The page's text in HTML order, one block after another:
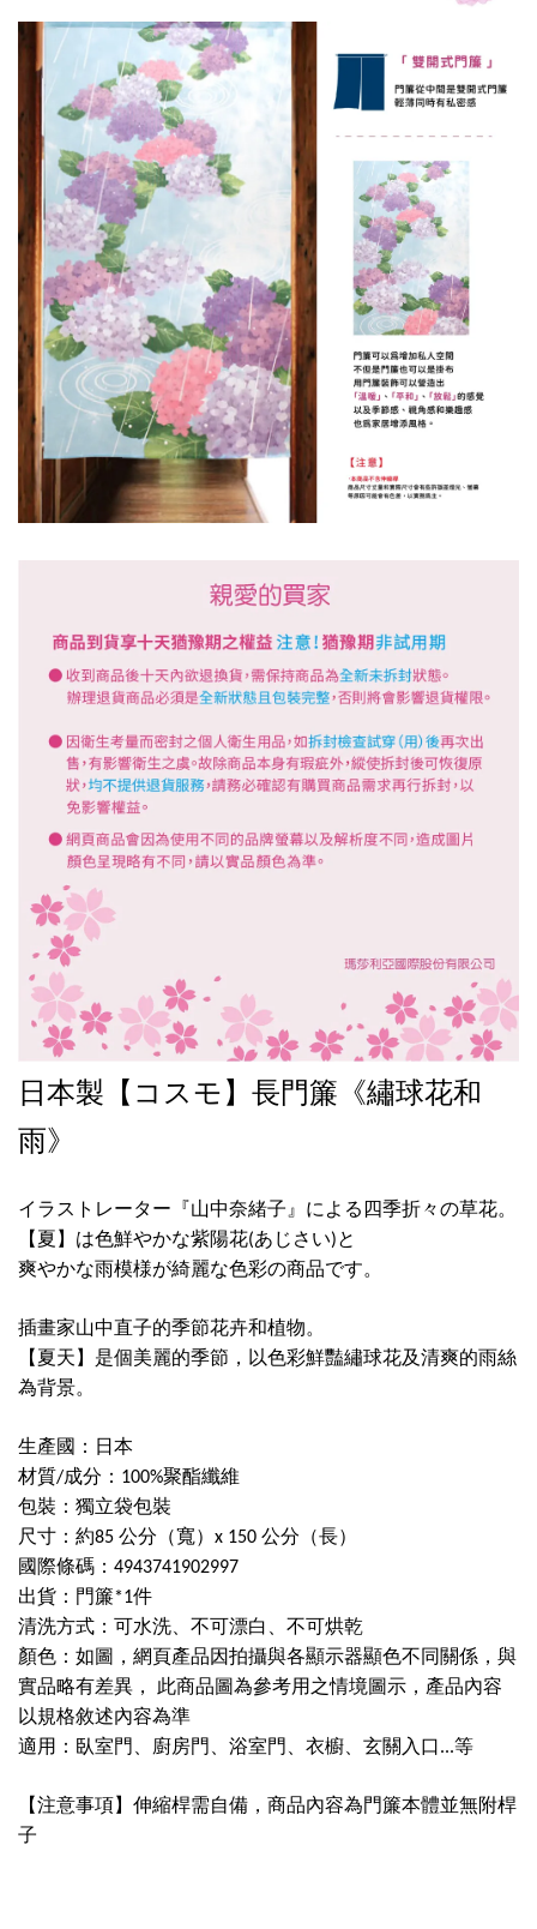
日本製【コスモ】長門簾《繡球花和
雨》
イラストレーター『山中奈緒子』による四季折々の草花。
【夏】は色鮮やかな紫陽花(あじさい)と
爽やかな雨模様が綺麗な色彩の商品です。
插畫家山中直子的季節花卉和植物。
【夏天】是個美麗的季節，以色彩鮮豔繡球花及清爽的雨絲
為背景。
生產國：日本
材質/成分： 100%聚酯纖維
包裝：獨立袋包裝
尺寸：約85 公分（寬） x 150 公分（長）
國際條碼： 4943741902997
出貨：門簾*1件
清洗方式：可水洗、不可漂白、不可烘乾
顏色：如圖，網頁產品因拍攝與各顯示器顯色不同關係，與
實品略有差異，
此商品圖為參考用之情境圖示，產品內容
以規格敘述內容為準
適用：臥室門、廚房門、浴室門、衣櫥、玄關入口...等
【注意事項】伸縮桿需自備，商品內容為門簾本體並無附桿
子